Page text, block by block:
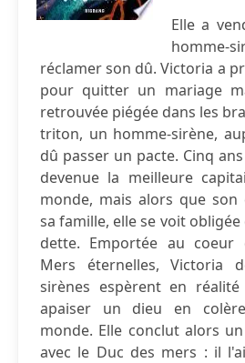
Elle a
homme-
réclamer son dû. Victoria a
pour quitter un mariage
retrouvée piégée dans les
triton, un homme-sirène,
dû passer un pacte. Cinq
devenue la meilleure
monde, mais alors que son
sa famille, elle se voit
dette. Emportée au coeur
Mers éternelles, Victoria
sirènes espèrent en
apaiser un dieu en
monde. Elle conclut alors
avec le Duc des mers : il